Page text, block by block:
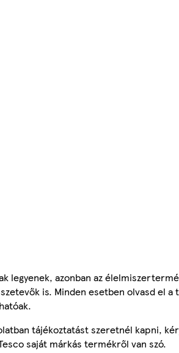
legyenek, azonban az
is. Minden esetben olvasd el
tájékoztatást szeretnél kapni,
saját márkás termékről van szó.